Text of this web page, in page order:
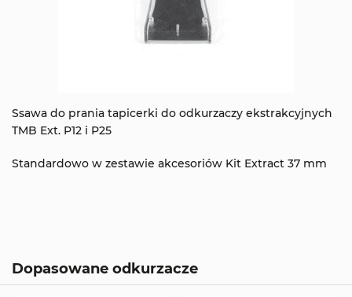
Ssawa do prania tapicerki do odkurzaczy ekstrakcyjnych
TMB Ext. P12 i P25
Standardowo w zestawie akcesoriów Kit Extract 37 mm
Dopasowane odkurzacze